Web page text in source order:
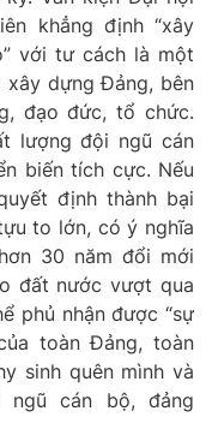
khẳng định “xây
với tư cách là một
dựng Đảng, bên
đạo đức, tổ chức.
lượng đội ngũ cán
biến tích cực. Nếu
định thành bại
to lớn, có ý nghĩa
30 năm đổi mới
đất nước vượt qua
phủ nhận được “sự
toàn Đảng, toàn
sinh quên mình và
cán bộ, đảng